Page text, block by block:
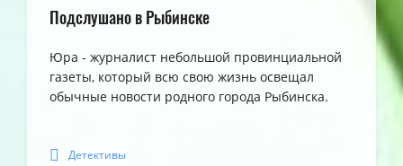
Подслушано в Рыбинске
Юра - журналист небольшой провинциальной
газеты, который всю свою жизнь освещал
обычные новости родного города Рыбинска.
Детективы